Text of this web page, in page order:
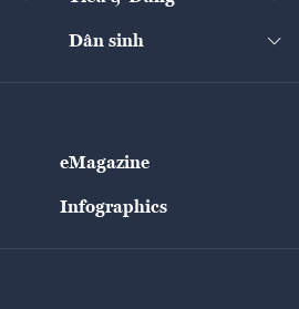
Thị trường
Nông sản
Giải trí
Dân sinh
eMagazine
Infographics